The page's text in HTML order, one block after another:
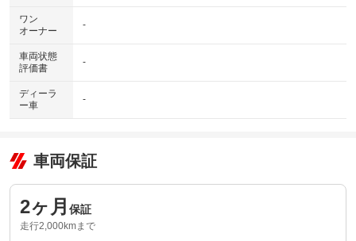
ワン
オーナー
-
車両状態
評価書
-
ディーラ
ー車
-
車両保証
2ヶ月 保証
走行2,000kmまで